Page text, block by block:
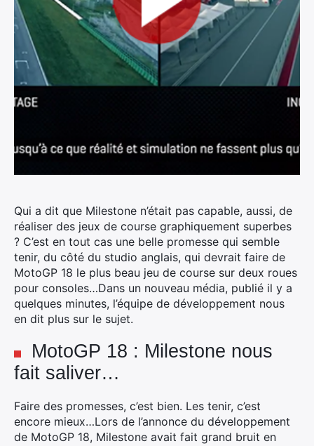
Qui a dit que Milestone n’était pas capable, aussi, de
réaliser des jeux de course graphiquement superbes
? C’est en tout cas une belle promesse qui semble
tenir, du côté du studio anglais, qui devrait faire de
MotoGP 18 le plus beau jeu de course sur deux roues
pour consoles…Dans un nouveau média, publié il y a
quelques minutes, l’équipe de développement nous
en dit plus sur le sujet.
MotoGP 18 : Milestone nous
fait saliver…
Faire des promesses, c’est bien. Les tenir, c’est
encore mieux…Lors de l’annonce du développement
de MotoGP 18, Milestone avait fait grand bruit en